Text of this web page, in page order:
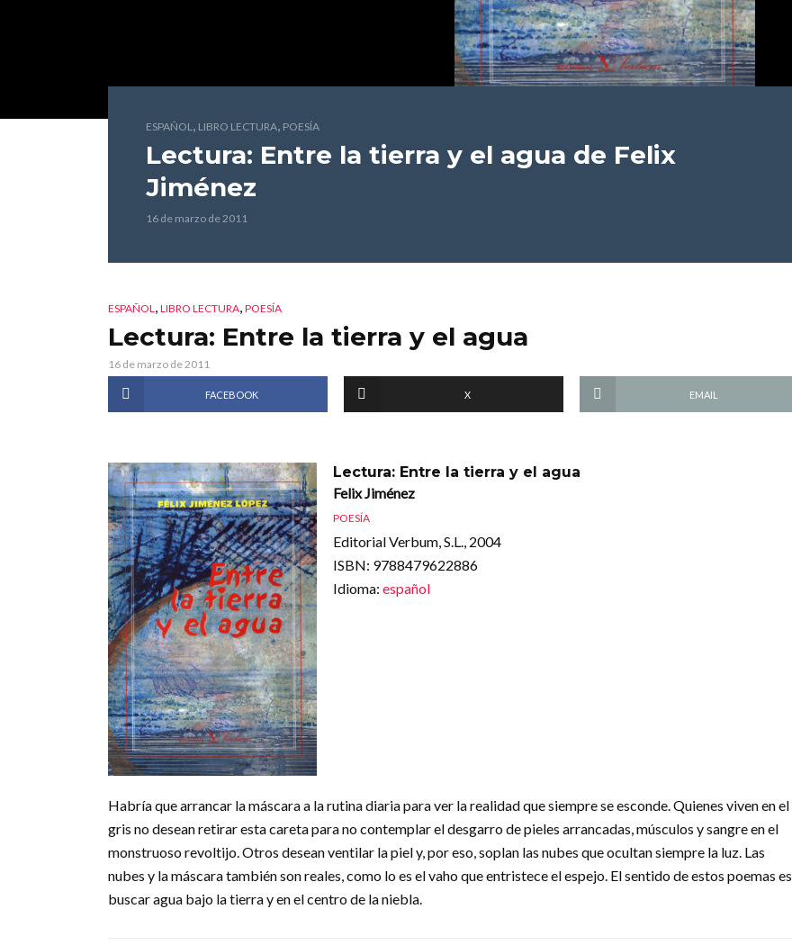
ESPAÑOL, LIBRO LECTURA, POESÍA
Lectura: Entre la tierra y el agua de Felix
Jiménez
16 de marzo de 2011
ESPAÑOL, LIBRO LECTURA, POESÍA
Lectura: Entre la tierra y el agua
16 de marzo de 2011
FACEBOOK X EMAIL
Lectura: Entre la tierra y el agua
Felix Jiménez
POESÍA
Editorial Verbum, S.L., 2004
ISBN: 9788479622886
Idioma: español
Habría que arrancar la máscara a la rutina diaria para ver la realidad que siempre se esconde. Quienes viven en el
gris no desean retirar esta careta para no contemplar el desgarro de pieles arrancadas, músculos y sangre en el
monstruoso revoltijo. Otros desean ventilar la piel y, por eso, soplan las nubes que ocultan siempre la luz. Las
nubes y la máscara también son reales, como lo es el vaho que entristece el espejo. El sentido de estos poemas es
buscar agua bajo la tierra y en el centro de la niebla.